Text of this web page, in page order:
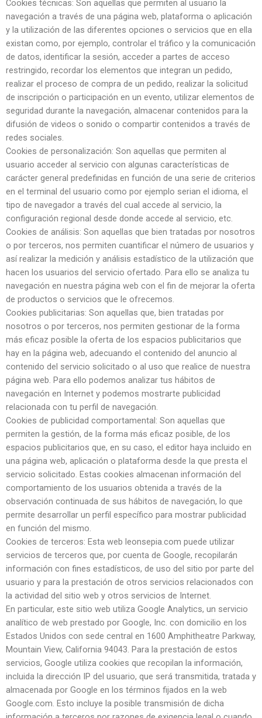
Cookies técnicas: Son aquellas que permiten al usuario la
navegación a través de una página web, plataforma o aplicación
y la utilización de las diferentes opciones o servicios que en ella
existan como, por ejemplo, controlar el tráfico y la comunicación
de datos, identificar la sesión, acceder a partes de acceso
restringido, recordar los elementos que integran un pedido,
realizar el proceso de compra de un pedido, realizar la solicitud
de inscripción o participación en un evento, utilizar elementos de
seguridad durante la navegación, almacenar contenidos para la
difusión de videos o sonido o compartir contenidos a través de
redes sociales.
Cookies de personalización: Son aquellas que permiten al
usuario acceder al servicio con algunas características de
carácter general predefinidas en función de una serie de criterios
en el terminal del usuario como por ejemplo serian el idioma, el
tipo de navegador a través del cual accede al servicio, la
configuración regional desde donde accede al servicio, etc.
Cookies de análisis: Son aquellas que bien tratadas por nosotros
o por terceros, nos permiten cuantificar el número de usuarios y
así realizar la medición y análisis estadístico de la utilización que
hacen los usuarios del servicio ofertado. Para ello se analiza tu
navegación en nuestra página web con el fin de mejorar la oferta
de productos o servicios que le ofrecemos.
Cookies publicitarias: Son aquellas que, bien tratadas por
nosotros o por terceros, nos permiten gestionar de la forma
más eficaz posible la oferta de los espacios publicitarios que
hay en la página web, adecuando el contenido del anuncio al
contenido del servicio solicitado o al uso que realice de nuestra
página web. Para ello podemos analizar tus hábitos de
navegación en Internet y podemos mostrarte publicidad
relacionada con tu perfil de navegación.
Cookies de publicidad comportamental: Son aquellas que
permiten la gestión, de la forma más eficaz posible, de los
espacios publicitarios que, en su caso, el editor haya incluido en
una página web, aplicación o plataforma desde la que presta el
servicio solicitado. Estas cookies almacenan información del
comportamiento de los usuarios obtenida a través de la
observación continuada de sus hábitos de navegación, lo que
permite desarrollar un perfil específico para mostrar publicidad
en función del mismo.
Cookies de terceros: Esta web leonsepia.com puede utilizar
servicios de terceros que, por cuenta de Google, recopilarán
información con fines estadísticos, de uso del sitio por parte del
usuario y para la prestación de otros servicios relacionados con
la actividad del sitio web y otros servicios de Internet.
En particular, este sitio web utiliza Google Analytics, un servicio
analítico de web prestado por Google, Inc. con domicilio en los
Estados Unidos con sede central en 1600 Amphitheatre Parkway,
Mountain View, California 94043. Para la prestación de estos
servicios, Google utiliza cookies que recopilan la información,
incluida la dirección IP del usuario, que será transmitida, tratada y
almacenada por Google en los términos fijados en la web
Google.com. Esto incluye la posible transmisión de dicha